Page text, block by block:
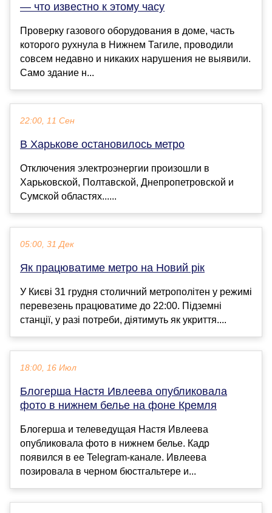
— что известно к этому часу
Проверку газового оборудования в доме, часть
которого рухнула в Нижнем Тагиле, проводили
совсем недавно и никаких нарушения не выявили.
Само здание н...
22:00, 11 Сен
В Харькове остановилось метро
Отключения электроэнергии произошли в
Харьковской, Полтавской, Днепропетровской и
Сумской областях......
05:00, 31 Дек
Як працюватиме метро на Новий рік
У Києві 31 грудня столичний метрополітен у режимі
перевезень працюватиме до 22:00. Підземні
станції, у разі потреби, діятимуть як укриття....
18:00, 16 Июл
Блогерша Настя Ивлеева опубликовала
фото в нижнем белье на фоне Кремля
Блогерша и телеведущая Настя Ивлеева
опубликовала фото в нижнем белье. Кадр
появился в ее Telegram-канале. Ивлеева
позировала в черном бюстгальтере и...